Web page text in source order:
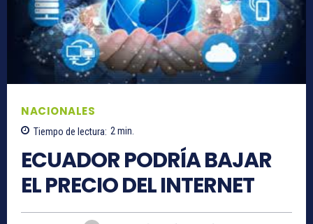
NACIONALES
Tiempo de lectura: 2min.
ECUADOR PODRÍA BAJAR
EL PRECIO DEL INTERNET